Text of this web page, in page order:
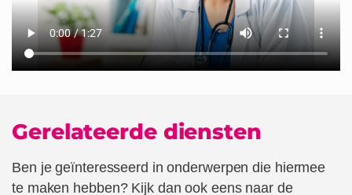
Gerelateerde diensten
Ben je geïnteresseerd in onderwerpen die hiermee
te maken hebben? Kijk dan ook eens naar de